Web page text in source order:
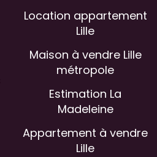
Location appartement
Lille
Maison à vendre Lille
métropole
Estimation La
Madeleine
Appartement à vendre
Lille